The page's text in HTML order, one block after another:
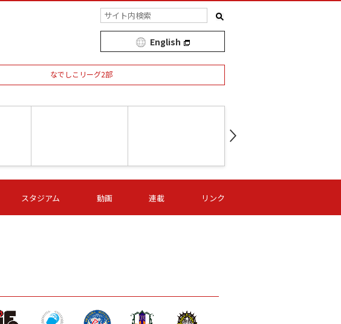
English
なでしこリーグ2部
第16節 09/06 (日) 15:00
-
第16節 09/06 (日) 15:00
- -
スタジアム 動画 連載 リンク